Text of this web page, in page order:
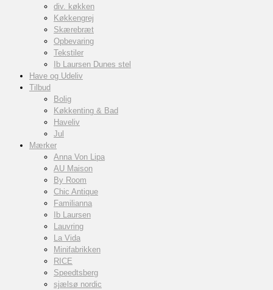
div. køkken
Køkkengrej
Skærebræt
Opbevaring
Tekstiler
Ib Laursen Dunes stel
Have og Udeliv
Tilbud
Bolig
Køkkenting & Bad
Haveliv
Jul
Mærker
Anna Von Lipa
AU Maison
By Room
Chic Antique
Familianna
Ib Laursen
Lauvring
La Vida
Minifabrikken
RICE
Speedtsberg
sjælsø nordic